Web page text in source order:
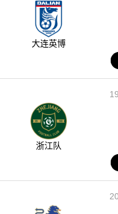
大连英博
浙江队